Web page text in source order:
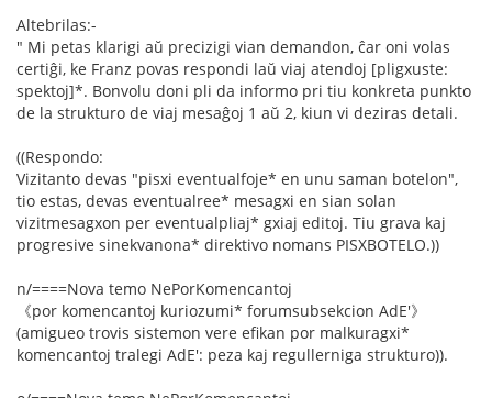
Altebrilas:-
" Mi petas klarigi aŭ precizigi vian demandon, ĉar oni volas
certiĝi, ke Franz povas respondi laŭ viaj atendoj [pligxuste:
spektoj]*. Bonvolu doni pli da informo pri tiu konkreta punkto
de la strukturo de viaj mesaĝoj 1 aŭ 2, kiun vi deziras detali.
((Respondo:
Vizitanto devas "pisxi eventualfoje* en unu saman botelon",
tio estas, devas eventualree* mesagxi en sian solan
vizitmesagxon per eventualpliaj* gxiaj editoj. Tiu grava kaj
progresive sinekvanona* direktivo nomans PISXBOTELO.))
n/====Nova temo NePorKomencantoj
《por komencantoj kuriozumi* forumsubsekcion AdE'》
(amigueo trovis sistemon vere efikan por malkuragxi*
komencantoj tralegi AdE': peza kaj regullerniga strukturo)).